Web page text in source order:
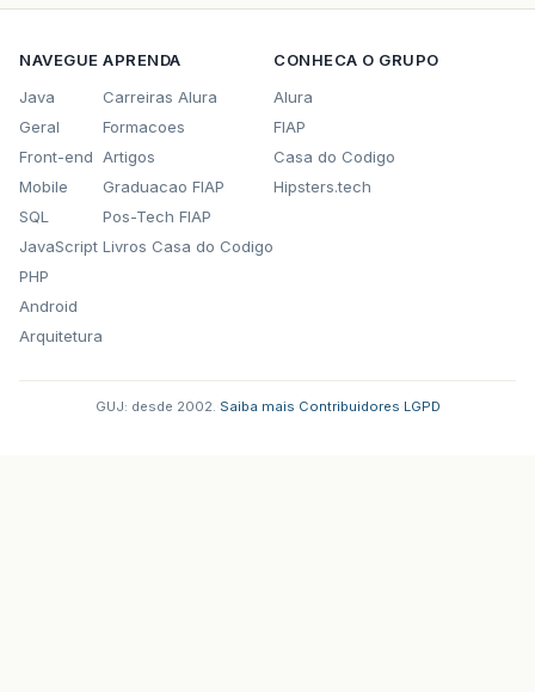
NAVEGUE
Java
Geral
Front-end
Mobile
SQL
JavaScript
PHP
Android
Arquitetura
APRENDA
Carreiras Alura
Formacoes
Artigos
Graduacao FIAP
Pos-Tech FIAP
Livros Casa do Codigo
CONHECA O GRUPO
Alura
FIAP
Casa do Codigo
Hipsters.tech
GUJ: desde 2002. Saiba mais Contribuidores LGPD